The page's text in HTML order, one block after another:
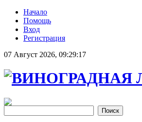
Начало
Помощь
Вход
Регистрация
07 Август 2026, 09:29:17